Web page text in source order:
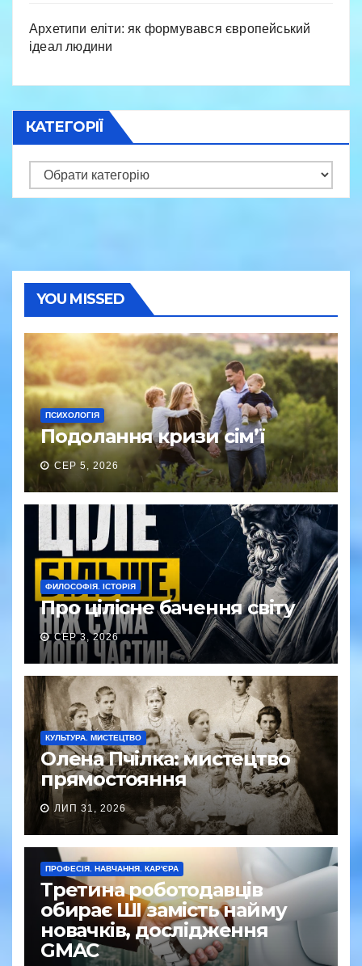
Архетипи еліти: як формувався європейський
ідеал людини
КАТЕГОРІЇ
Категорії
YOU MISSED
ПСИХОЛОГІЯ
Подолання кризи сім’ї
СЕР 5, 2026
ФИЛОСОФІЯ. ІСТОРІЯ
Про цілісне бачення світу
СЕР 3, 2026
КУЛЬТУРА. МИСТЕЦТВО
Олена Пчілка: мистецтво
прямостояння
ЛИП 31, 2026
ПРОФЕСІЯ. НАВЧАННЯ. КАР'ЄРА
Третина роботодавців
обирає ШІ замість найму
новачків, дослідження
GMAC